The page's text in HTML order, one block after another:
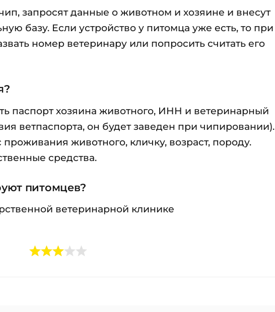
запросят данные о животном и хозяине и внесут
базу. Если устройство у питомца уже есть, то при
номер ветеринару или попросить считать его
паспорт хозяина животного, ИНН и ветеринарный
ветпаспорта, он будет заведен при чипировании).
животного, кличку, возраст, породу.
средства.
питомцев?
ветеринарной клинике